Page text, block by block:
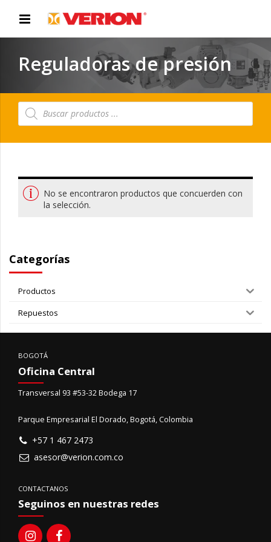
Reguladoras de presión
Búsqueda
de
No se encontraron productos que concuerden con
la selección.
Categorías
Productos
Repuestos
BOGOTÁ
Oficina Central
Transversal 93 #53-32 Bodega 17
Parque Empresarial El Dorado, Bogotá, Colombia
+57 1 467 2473
asesor@verion.com.co
CONTACTANOS
Seguinos en nuestras redes